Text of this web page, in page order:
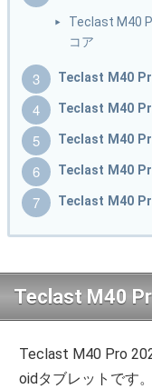
Teclast M40
コア
Teclast M40
Teclast M40
Teclast M40
Teclast M40
Teclast M40
Teclast M40
Teclast M40 Pro
oidタブレットです。